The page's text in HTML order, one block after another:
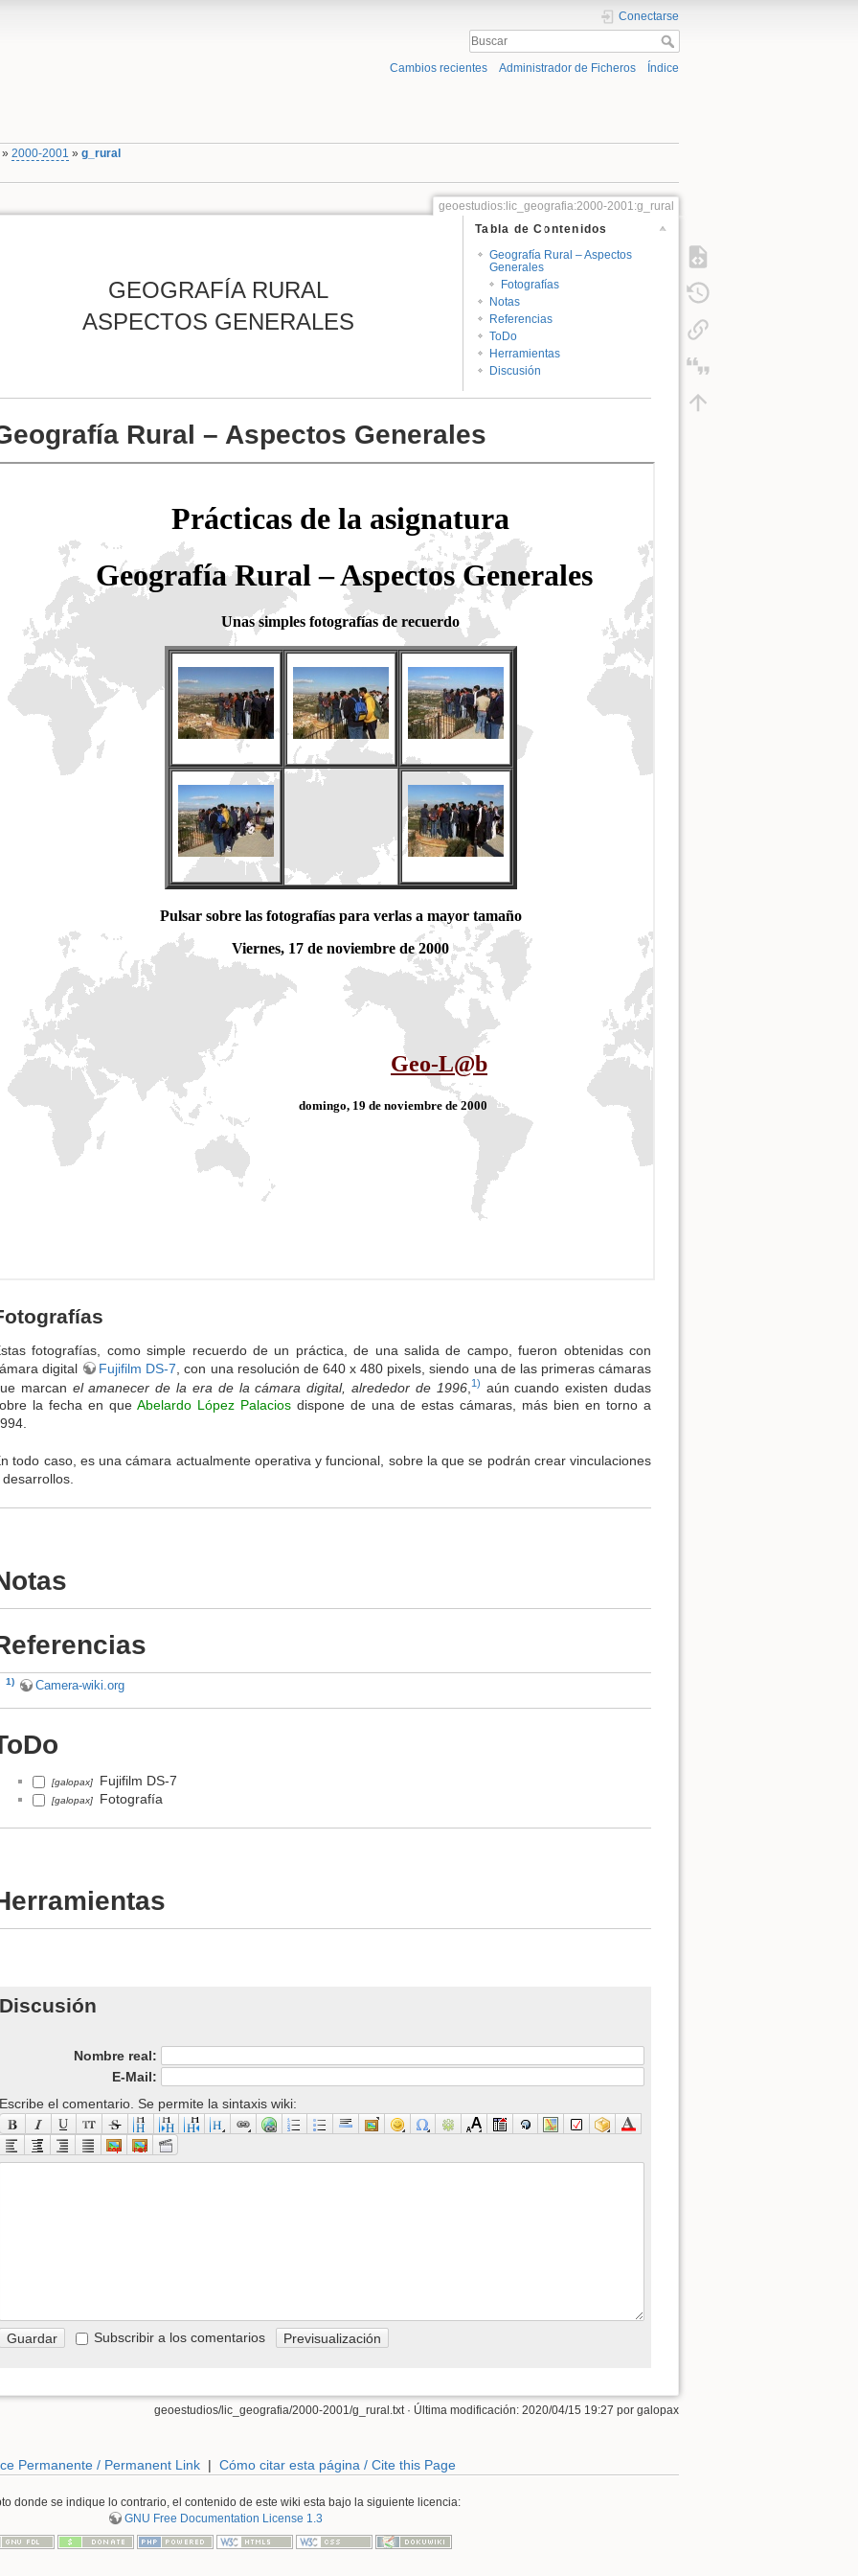
Conectarse
Cambios recientes Administrador de Ficheros Índice
»2000-2001 »g_rural
geoestudios:lic_geografia:2000-2001:g_rural
Tabla de Contenidos
Geografía Rural – Aspectos
Generales
Fotografías
Notas
Referencias
ToDo
Herramientas
Discusión
GEOGRAFÍA RURAL
ASPECTOS GENERALES
Rural – Aspectos Generales
fotografías, como simple recuerdo de un práctica, de una salida de campo, fueron obtenidas con
digital
Fujifilm DS-7 , con una resolución de 640 x 480 pixels, siendo una de las primeras cámaras
marcan el amanecer de la era de la cámara digital, alrededor de 1996, 1) aún cuando existen dudas
la fecha en que Abelardo López Palacios dispone de una de estas cámaras, más bien en torno a
todo caso, es una cámara actualmente operativa y funcional, sobre la que se podrán crear vinculaciones
desarrollos.
1) Camera-wiki.org
[galopax] Fujifilm DS-7
[galopax] Fotografía
Discusión
Nombre real:
E-Mail:
Escribe el comentario. Se permite la sintaxis wiki:
Subscribir a los comentarios
geoestudios/lic_geografia/2000-2001/g_rural.txt· Última modificación: 2020/04/15 19:27 por galopax
Permanente / Permanent Link | Cómo citar esta página / Cite this Page
donde se indique lo contrario, el contenido de este wiki esta bajo la siguiente licencia:
GNU Free Documentation License 1.3